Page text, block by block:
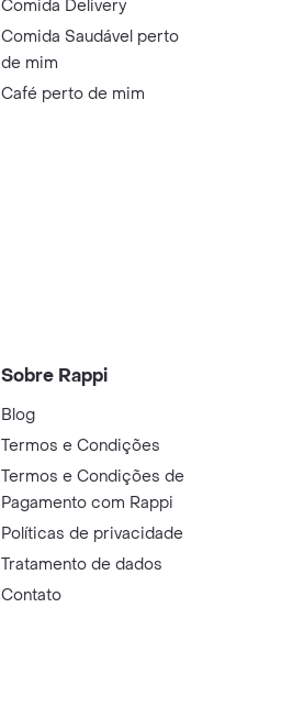
Comida Delivery
Comida Saudável perto
de mim
Café perto de mim
Sobre Rappi
Blog
Termos e Condições
Termos e Condições de
Pagamento com Rappi
Políticas de privacidade
Tratamento de dados
Contato